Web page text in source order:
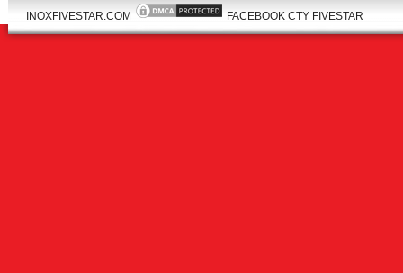
INOXFIVESTAR.COM FACEBOOK CTY FIVESTAR